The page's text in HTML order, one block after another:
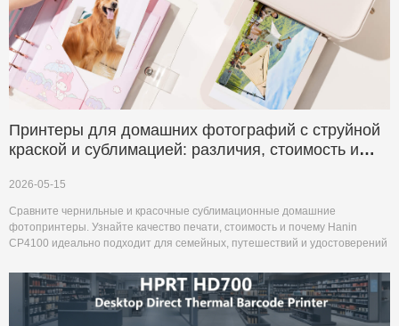
Принтеры для домашних фотографий с струйной
краской и сублимацией: различия, стоимость и
2026-05-15
Сравните чернильные и красочные сублимационные домашние
фотопринтеры. Узнайте качество печати, стоимость и почему Hanin
CP4100 идеально подходит для семейных, путешествий и удостоверений